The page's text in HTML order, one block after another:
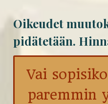
Oikeudet
pidätetään.
Vai
paremmin